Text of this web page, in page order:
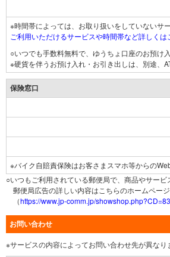
※時間帯によっては、お取り扱いをしていないサ
ご利用いただけるサービスや時間帯など詳しくは
○いつでも手数料無料で、ゆうちょ口座のお預け
※硬貨を伴うお預け入れ・お引き出しは、別途、
保険窓口
※バイク自賠責保険はお客さまスマホ等からの
○いつもご利用されている郵便局で、商品やサービ
郵便局広告の詳しい内容はこちらのホームペー
（https://www.jp-comm.jp/
お問い合わせ
※サービスの内容によってお問い合わせ先が異なり